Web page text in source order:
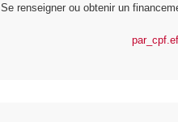
Se renseigner ou obtenir un